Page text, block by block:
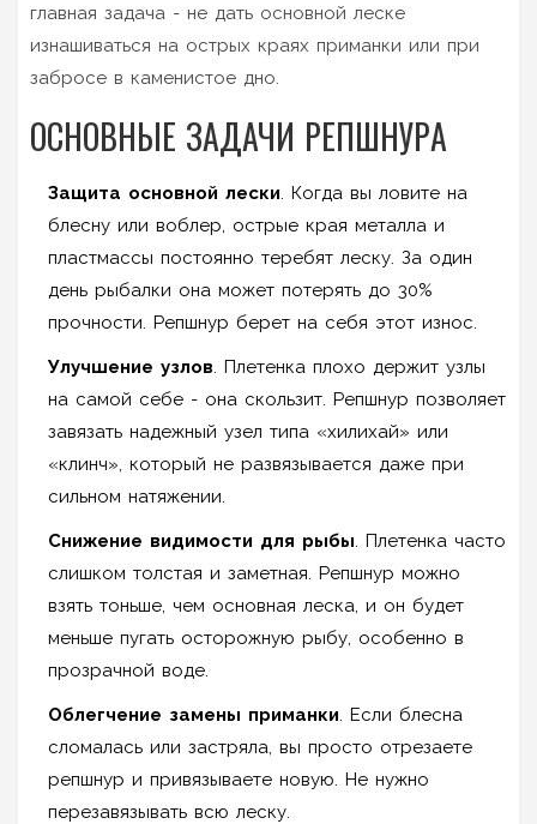
главная задача - не дать основной леске
изнашиваться на острых краях приманки или при
забросе в каменистое дно.
ОСНОВНЫЕ ЗАДАЧИ РЕПШНУРA
Защита основной лески. Когда вы ловите на
блесну или воблер, острые края металла и
пластмассы постоянно теребят леску. За один
день рыбалки она может потерять до 30%
прочности. Репшнур берет на себя этот износ.
Улучшение узлов. Плетенка плохо держит узлы
на самой себе - она скользит. Репшнур позволяет
завязать надежный узел типа «хилихай» или
«клинч», который не развязывается даже при
сильном натяжении.
Снижение видимости для рыбы. Плетенка часто
слишком толстая и заметная. Репшнур можно
взять тоньше, чем основная леска, и он будет
меньше пугать осторожную рыбу, особенно в
прозрачной воде.
Облегчение замены приманки. Если блесна
сломалась или застряла, вы просто отрезаете
репшнур и привязываете новую. Не нужно
перезавязывать всю леску.